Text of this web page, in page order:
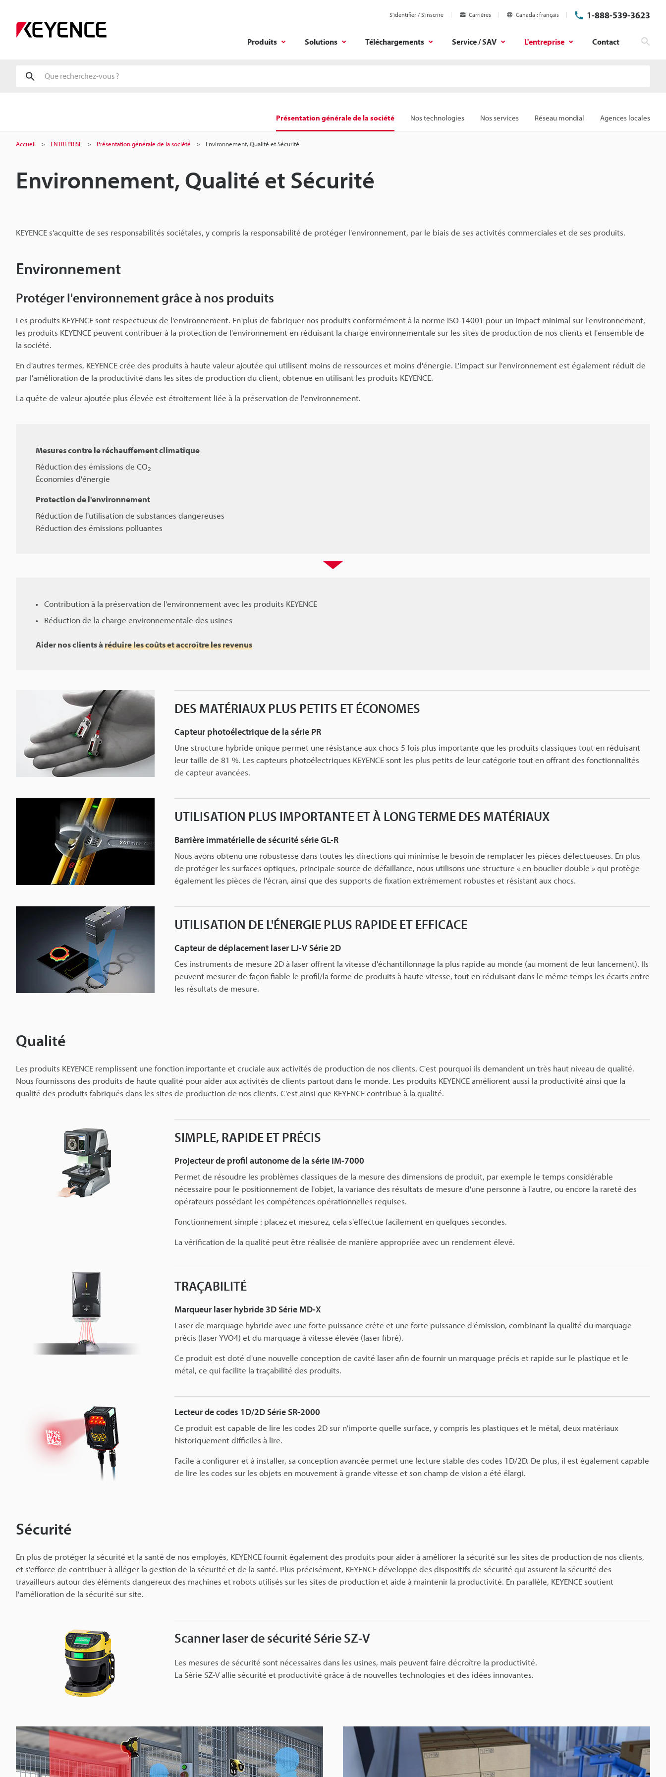
S'identifier / S’inscrire Carrières Canada français 1-888-539-3623
Produits Solutions Téléchargements Service / SAV L'entreprise Contact
Présentation générale de la société Nos technologies Nos services Réseau mondial Agences locales
Accueil ENTREPRISE Présentation générale de la société Environnement, Qualité et Sécurité
Environnement, Qualité et Sécurité
KEYENCE s'acquitte de ses responsabilités sociétales, y compris la responsabilité de protéger l'environnement, par le biais de ses activités commerciales et de ses produits.
Environnement
Protéger l'environnement grâce à nos produits
Les produits KEYENCE sont respectueux de l'environnement. En plus de fabriquer nos produits conformément à la norme ISO-14001 pour un impact minimal sur l'environnement,
les produits KEYENCE peuvent contribuer à la protection de l'environnement en réduisant la charge environnementale sur les sites de production de nos clients et l'ensemble de
la société.
En d'autres termes, KEYENCE crée des produits à haute valeur ajoutée qui utilisent moins de ressources et moins d'énergie. L'impact sur l'environnement est également réduit de
par l'amélioration de la productivité dans les sites de production du client, obtenue en utilisant les produits KEYENCE.
La quête de valeur ajoutée plus élevée est étroitement liée à la préservation de l'environnement.
Mesures contre le réchauffement climatique
Réduction des émissions de CO2
Économies d'énergie
Protection de l'environnement
Réduction de l'utilisation de substances dangereuses
Réduction des émissions polluantes
Contribution à la préservation de l'environnement avec les produits KEYENCE
Réduction de la charge environnementale des usines
Aider nos clients àréduire les coûts et accroître les revenus
DES MATÉRIAUX PLUS PETITS ET ÉCONOMES
Capteur photoélectrique de la série PR
Une structure hybride unique permet une résistance aux chocs 5 fois plus importante que les produits classiques tout en réduisant
leur taille de 81 %. Les capteurs photoélectriques KEYENCE sont les plus petits de leur catégorie tout en offrant des fonctionnalités
de capteur avancées.
UTILISATION PLUS IMPORTANTE ET À LONG TERME DES MATÉRIAUX
Barrière immatérielle de sécurité série GL-R
Nous avons obtenu une robustesse dans toutes les directions qui minimise le besoin de remplacer les pièces défectueuses. En plus
de protéger les surfaces optiques, principale source de défaillance, nous utilisons une structure « en bouclier double » qui protège
également les pièces de l'écran, ainsi que des supports de fixation extrêmement robustes et résistant aux chocs.
UTILISATION DE L'ÉNERGIE PLUS RAPIDE ET EFFICACE
Capteur de déplacement laser LJ-V Série 2D
Ces instruments de mesure 2D à laser offrent la vitesse d'échantillonnage la plus rapide au monde (au moment de leur lancement). Ils
peuvent mesurer de façon fiable le profil/la forme de produits à haute vitesse, tout en réduisant dans le même temps les écarts entre
les résultats de mesure.
Qualité
Les produits KEYENCE remplissent une fonction importante et cruciale aux activités de production de nos clients. C'est pourquoi ils demandent un très haut niveau de qualité.
Nous fournissons des produits de haute qualité pour aider aux activités de clients partout dans le monde. Les produits KEYENCE améliorent aussi la productivité ainsi que la
qualité des produits fabriqués dans les sites de production de nos clients. C'est ainsi que KEYENCE contribue à la qualité.
SIMPLE, RAPIDE ET PRÉCIS
Projecteur de profil autonome de la série IM-7000
Permet de résoudre les problèmes classiques de la mesure des dimensions de produit, par exemple le temps considérable
nécessaire pour le positionnement de l'objet, la variance des résultats de mesure d'une personne à l'autre, ou encore la rareté des
opérateurs possédant les compétences opérationnelles requises.
Fonctionnement simple : placez et mesurez, cela s'effectue facilement en quelques secondes.
La vérification de la qualité peut être réalisée de manière appropriée avec un rendement élevé.
TRAÇABILITÉ
Marqueur laser hybride 3D Série MD-X
Laser de marquage hybride avec une forte puissance crête et une forte puissance d'émission, combinant la qualité du marquage
précis (laser YVO4) et du marquage à vitesse élevée (laser fibré).
Ce produit est doté d'une nouvelle conception de cavité laser afin de fournir un marquage précis et rapide sur le plastique et le
métal, ce qui facilite la traçabilité des produits.
Lecteur de codes 1D/2D Série SR-2000
Ce produit est capable de lire les codes 2D sur n'importe quelle surface, y compris les plastiques et le métal, deux matériaux
historiquement difficiles à lire.
Facile à configurer et à installer, sa conception avancée permet une lecture stable des codes 1D/2D. De plus, il est également capable
de lire les codes sur les objets en mouvement à grande vitesse et son champ de vision a été élargi.
Sécurité
En plus de protéger la sécurité et la santé de nos employés, KEYENCE fournit également des produits pour aider à améliorer la sécurité sur les sites de production de nos clients,
et s'efforce de contribuer à alléger la gestion de la sécurité et de la santé. Plus précisément, KEYENCE développe des dispositifs de sécurité qui assurent la sécurité des
travailleurs autour des éléments dangereux des machines et robots utilisés sur les sites de production et aide à maintenir la productivité. En parallèle, KEYENCE soutient
l'amélioration de la sécurité sur site.
Scanner laser de sécurité Série SZ-V
Les mesures de sécurité sont nécessaires dans les usines, mais peuvent faire décroître la productivité.
La Série SZ-V allie sécurité et productivité grâce à de nouvelles technologies et des idées innovantes.